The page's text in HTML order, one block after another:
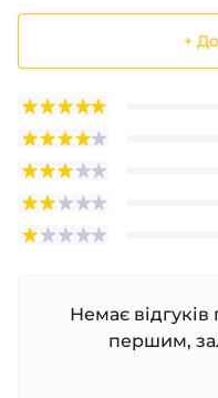
+
Немає
першим,